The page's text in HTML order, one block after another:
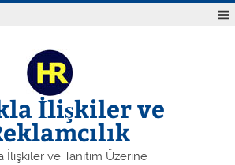
İlişkiler ve
İlişkiler ve Tanıtım Üzerine